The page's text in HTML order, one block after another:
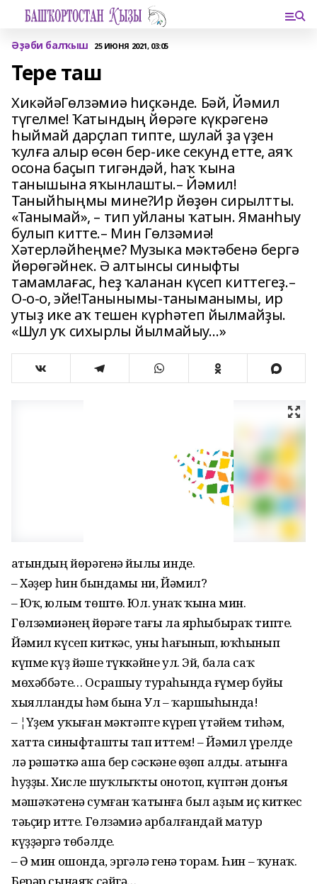
Әҙәби балҡыш 25 ИЮНЯ 2021, 03:05
Тере таш
ХикәйәГөлзәмиә һиҫкәнде. Бәй, Йәмил
түгелме! Ҡатындың йөрәге күкрәгенә
һыймай дарҫлап типте, шулай ҙа үҙен
ҡулға алыр өсөн бер-ике секунд етте, аяҡ
осона баҫып тигәндәй, һаҡ ҡына
танышына яҡынлашты.– Йәмил!
Таныйһыңмы мине?Ир йөҙөн сирылтты.
«Танымай», – тип уйланы ҡатын. Яманһыу
булып китте.– Мин Гөлзәмиә!
Хәтерләйһеңме? Музыка мәктәбенә бергә
йөрөгәйнек. Ә алтынсы синыфты
тамамлағас, һеҙ ҡаланан күсеп киттегеҙ.–
О-о-о, эйе!Танынымы-таныманымы, ир
утыҙ ике аҡ тешен күрһәтеп йылмайҙы.
«Шул уҡ сихырлы йылмайыу…»
Ҡатындың йөрәгенә йылы инде.
– Хәҙер һин бындамы ни, Йәмил?
– Юҡ, юлым төштө. Юл. Ҡунаҡ ҡына мин.
Гөлзәмиәнең йөрәге тағы ла ярһыбыраҡ типте.
Йәмил күсеп киткәс, уны һағынып, юҡһынып
күпме күҙ йәше түккәйне ул. Эй, бала саҡ
мөхәббәте… Осрашыу тураһында ғүмер буйы
хыялланды һәм бына Ул – ҡаршыһында!
– ¦Үҙем уҡыған мәктәпте күреп үтәйем тиһәм,
хатта синыфташты тап иттем! – Йәмил үрелде
лә рәшәткә аша бер сәскәне өҙөп алды. Ҡатынға
һуҙҙы. Хисле шуҡлыҡты онотоп, күптән донъя
мәшәҡәтенә сумған ҡатынға был аҙым иҫ киткес
тәьҫир итте. Гөлзәмиә арбалғандай матур
күҙҙәргә төбәлде.
– Ә мин ошонда, эргәлә генә торам. Һин – ҡунаҡ.